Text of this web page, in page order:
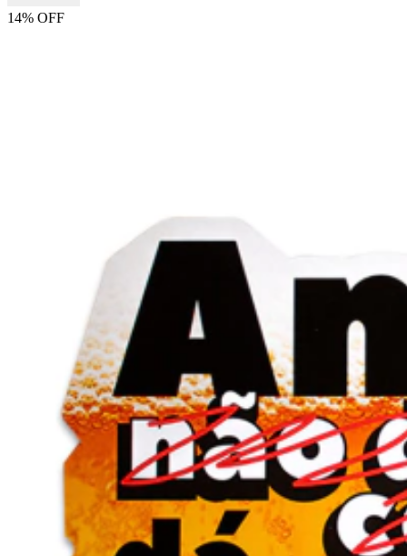
14% OFF